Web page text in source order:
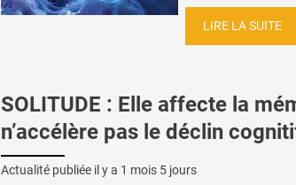
LIRE LA SUITE
SOLITUDE : Elle affecte la
n’accélère pas le déclin
Actualité publiée il y a 1 mois 5 jours